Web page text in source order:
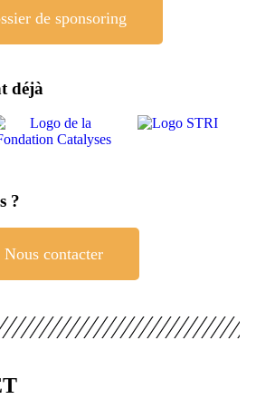
de sponsoring
déjà
?
Nous contacter